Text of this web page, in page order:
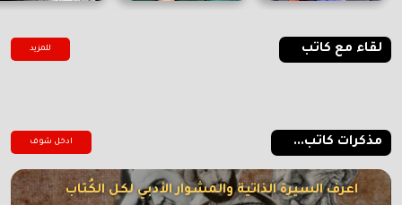
لقاء مع كاتب للمزيد
مذكرات كاتب... ادخل شوف
اعرف السيرة الذاتية والمشوار الأدبي لكل الكُتاب